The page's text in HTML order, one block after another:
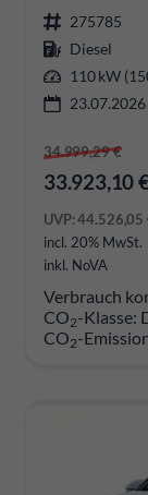
275785
Diesel
110 kW
23.07.2026
34.999,29 €
33.923,10
UVP:44.526,05
incl. 20% MwSt.
inkl. NoVA
Verbrauch
CO2-Klasse:
CO2-